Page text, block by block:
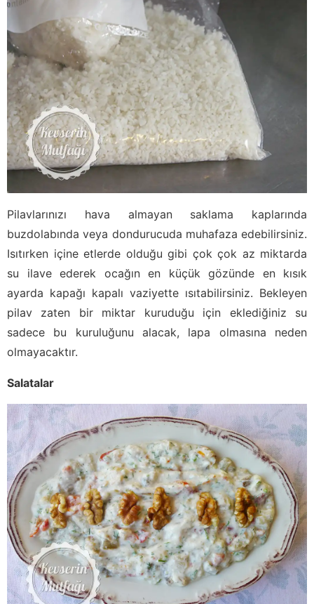
Pilavlarınızı hava almayan saklama kaplarında
buzdolabında veya dondurucuda muhafaza edebilirsiniz.
Isıtırken içine etlerde olduğu gibi çok çok az miktarda
su ilave ederek ocağın en küçük gözünde en kısık
ayarda kapağı kapalı vaziyette ısıtabilirsiniz. Bekleyen
pilav zaten bir miktar kuruduğu için eklediğiniz su
sadece bu kuruluğunu alacak, lapa olmasına neden
olmayacaktır.
Salatalar